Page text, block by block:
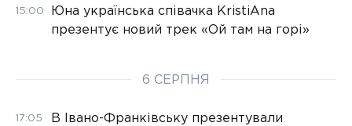
15:00
Юна українська співачка KristiAna
презентує новий трек «Ой там на горі»
6 СЕРПНЯ
17:05
В Івано-Франківську презентували